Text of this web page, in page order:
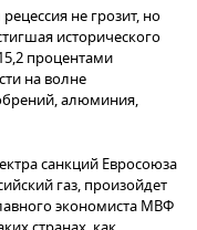
не грозит, но
исторического
процентами
на волне
алюминия,
санкций Евросоюза
газ, произойдет
экономиста МВФ